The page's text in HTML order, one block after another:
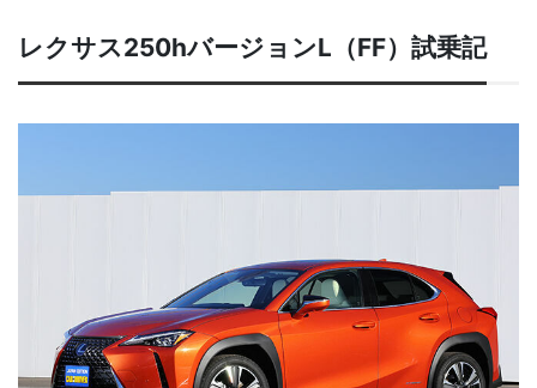
レクサス250hバージョンL（FF）試乗記